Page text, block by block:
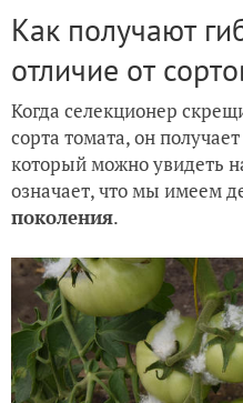
Как получают
отличие от
Когда селекционер
сорта томата, он получает
который можно увидеть
означает, что мы имеем
поколения.